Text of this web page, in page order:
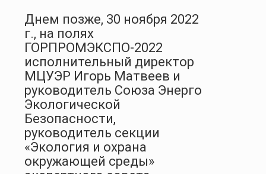
Днем позже, 30 ноября 2022
г., на полях
ГОРПРОМЭКСПО-2022
исполнительный директор
МЦУЭР Игорь Матвеев и
руководитель Союза Энерго
Экологической
Безопасности,
руководитель секции
«Экология и охрана
окружающей среды»